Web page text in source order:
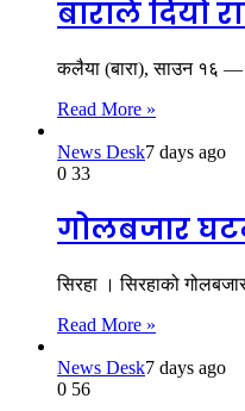
बाराले दियो
कलैया (बारा), साउन १६ —
Read More »
News Desk7 days ago
0 33
गोलबजार
सिरहा । सिरहाको
Read More »
News Desk7 days ago
0 56